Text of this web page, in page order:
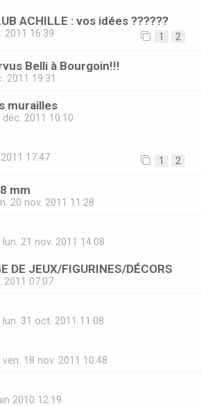
ACHILLE : vos idées ??????
2011 16:39 1 2
Belli à Bourgoin!!!
2011 19:31
murailles
déc. 2011 10:10
17:47 1 2
mm
20 nov. 2011 11:28
lun. 21 nov. 2011 14:08
DE JEUX/FIGURINES/DÉCORS
2011 07:07
lun. 31 oct. 2011 11:08
ven. 18 nov. 2011 10:48
2010 12:19